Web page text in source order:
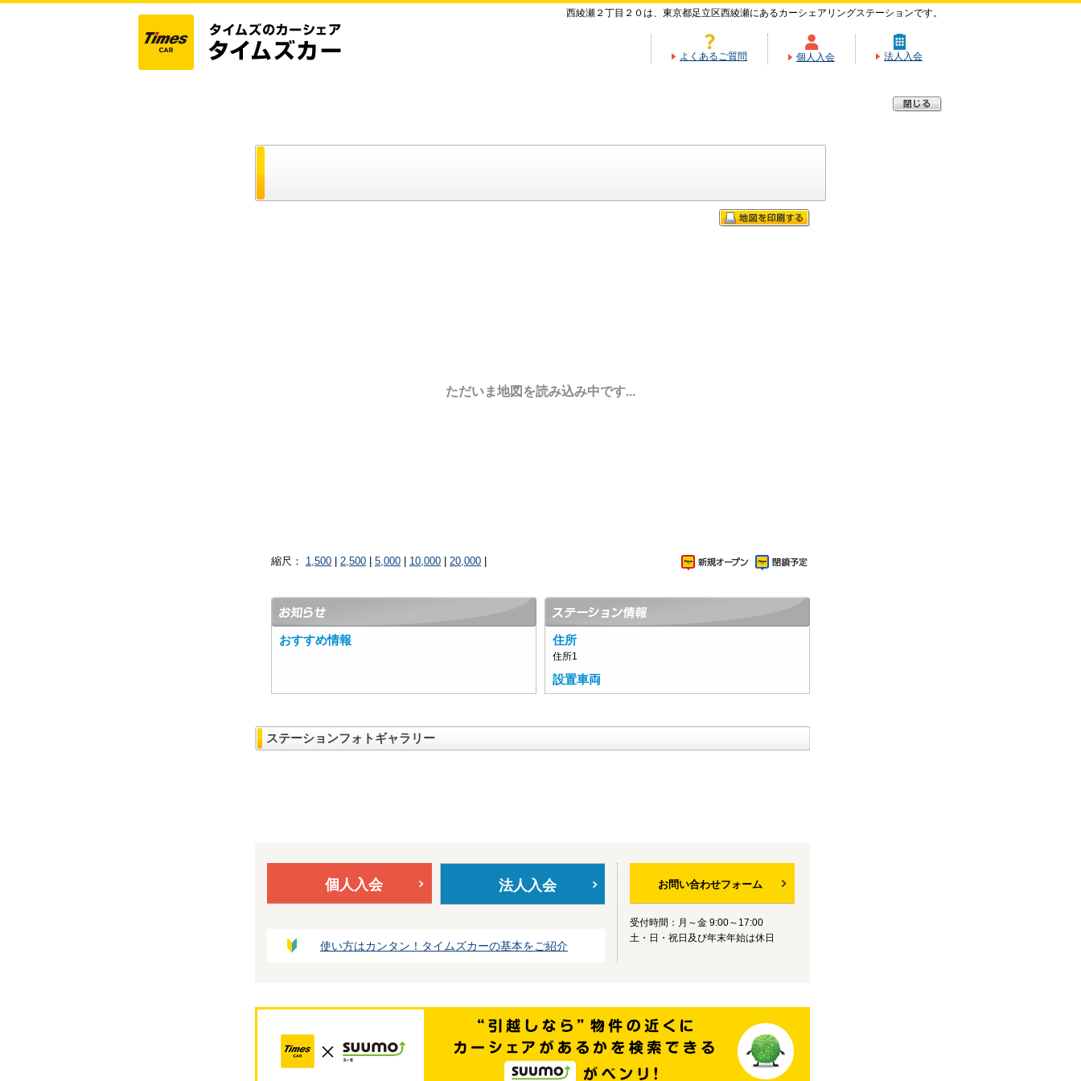
西綾瀬２丁目２０は、東京都足立区西綾瀬にあるカーシェアリングステーションです。
よくあるご質問 個人入会 法人入会
ただいま地図を読み込み中です...
縮尺： 1,500 2,500 5,000 10,000 20,000
おすすめ情報 住所
住所1
設置車両
ステーションフォトギャラリー
個人入会 法人入会
使い方はカンタン！タイムズカーの基本をご紹介
お問い合わせフォーム
受付時間：月～金 9:00～17:00
土・日・祝日及び年末年始は休日